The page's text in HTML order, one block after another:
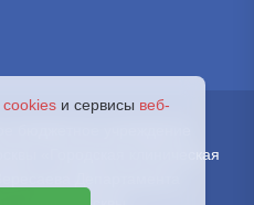
бюджетное учреждение
«Городская клиническая
cookies и сервисы веб-